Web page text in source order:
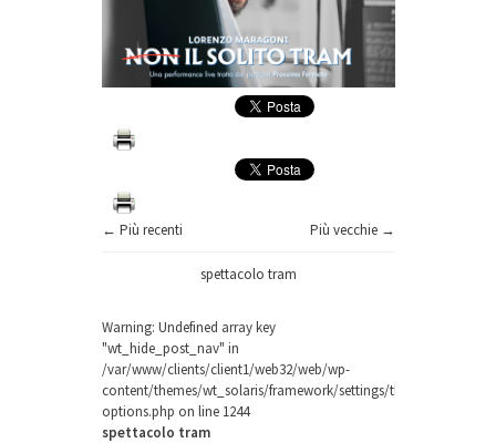
← Più recenti Più vecchie →
spettacolo tram
Warning: Undefined array key
"wt_hide_post_nav" in
/var/www/clients/client1/web32/web/wp-
content/themes/wt_solaris/framework/settings/theme-
options.php on line 1244
spettacolo tram